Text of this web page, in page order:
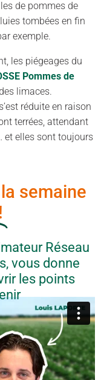
de pommes de
tombées en fin
exemple.
les piégeages du
Pommes de
limaces.
réduite en raison
terrées, attendant
et elles sont toujours
semaine
Réseau
vous donne
les points